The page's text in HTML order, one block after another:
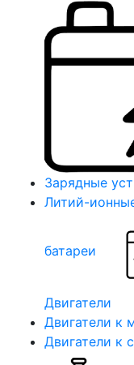
Зарядные
Литий-
батареи
Двигатели
Двигатели к
Двигатели к